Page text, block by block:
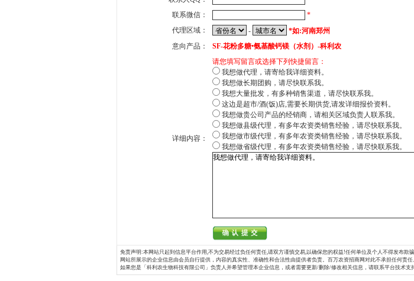
联系微信：
*
代理区域：
-
*如:河南郑州
意向产品：
SF-花粉多糖•氨基酸钙镁（水剂）-科利农
详细内容：
请您填写留言或选择下列快捷留言：
我想做代理，请寄给我详细资料。
我想做长期团购，请尽快联系我。
我想大量批发，有多种销售渠道，请尽快联系我。
这边是超市/酒(饭)店,需要长期供货,请发详细报价资料。
我想做贵公司产品的经销商，请相关区域负责人联系我。
我想做县级代理，有多年农资类销售经验，请尽快联系我。
我想做市级代理，有多年农资类销售经验，请尽快联系我。
我想做省级代理，有多年农资类销售经验，请尽快联系我。
免责声明:本网站只起到信息平台作用,不为交易经过负任何责任,请双方谨慎交易,以确保您的权益!任何单位及个人不得发布欺
网站所展示的企业信息由会员自行提供，内容的真实性、准确性和合法性由提供者负责。百万农资招商网对此不承担任何责任
如果您是「科利农生物科技有限公司」负责人并希望管理本企业信息，或者需要更新/删除/修改相关信息，请联系平台技术支